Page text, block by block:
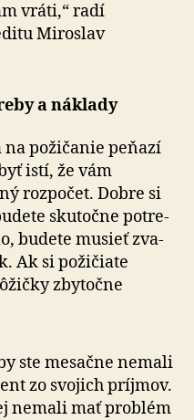
vráti,“ radí
Miroslav
a náklady
na požičanie peňazí
istí, že vám
rozpočet. Dobre si
sku­toč­ne potre­
budete musieť zva­
Ak si požičiate
zbytočne
ste mesačne nemali
zo svojich príjmov.
nemali mať problém